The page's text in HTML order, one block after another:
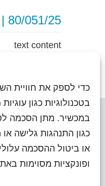
כדי לספק את חוויית
במכשיר. מתן הסכמה
כגון התנהגות גלישה
או ביטול ההסכמה
ופונקציות מסוימות
80/051/25 | רוני FROM שראל
text content